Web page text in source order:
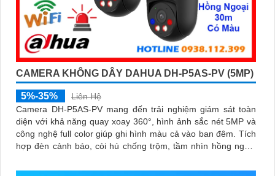
CAMERA KHÔNG DÂY DAHUA DH-P5AS-PV (5MP)
5%-35%
Liên Hệ
Camera DH-P5AS-PV mang đến trải nghiệm giám sát toàn
diện với khả năng quay xoay 360°, hình ảnh sắc nét 5MP và
công nghệ full color giúp ghi hình màu cả vào ban đêm. Tích
hợp đèn cảnh báo, còi hú chống trộm, tầm nhìn hồng ngoại
camera hoạt động ổn định trong mọi điều kiện